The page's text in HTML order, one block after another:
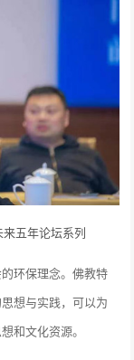
五年论坛系列
环保理念。佛教特
想与实践，可以为
和文化资源。